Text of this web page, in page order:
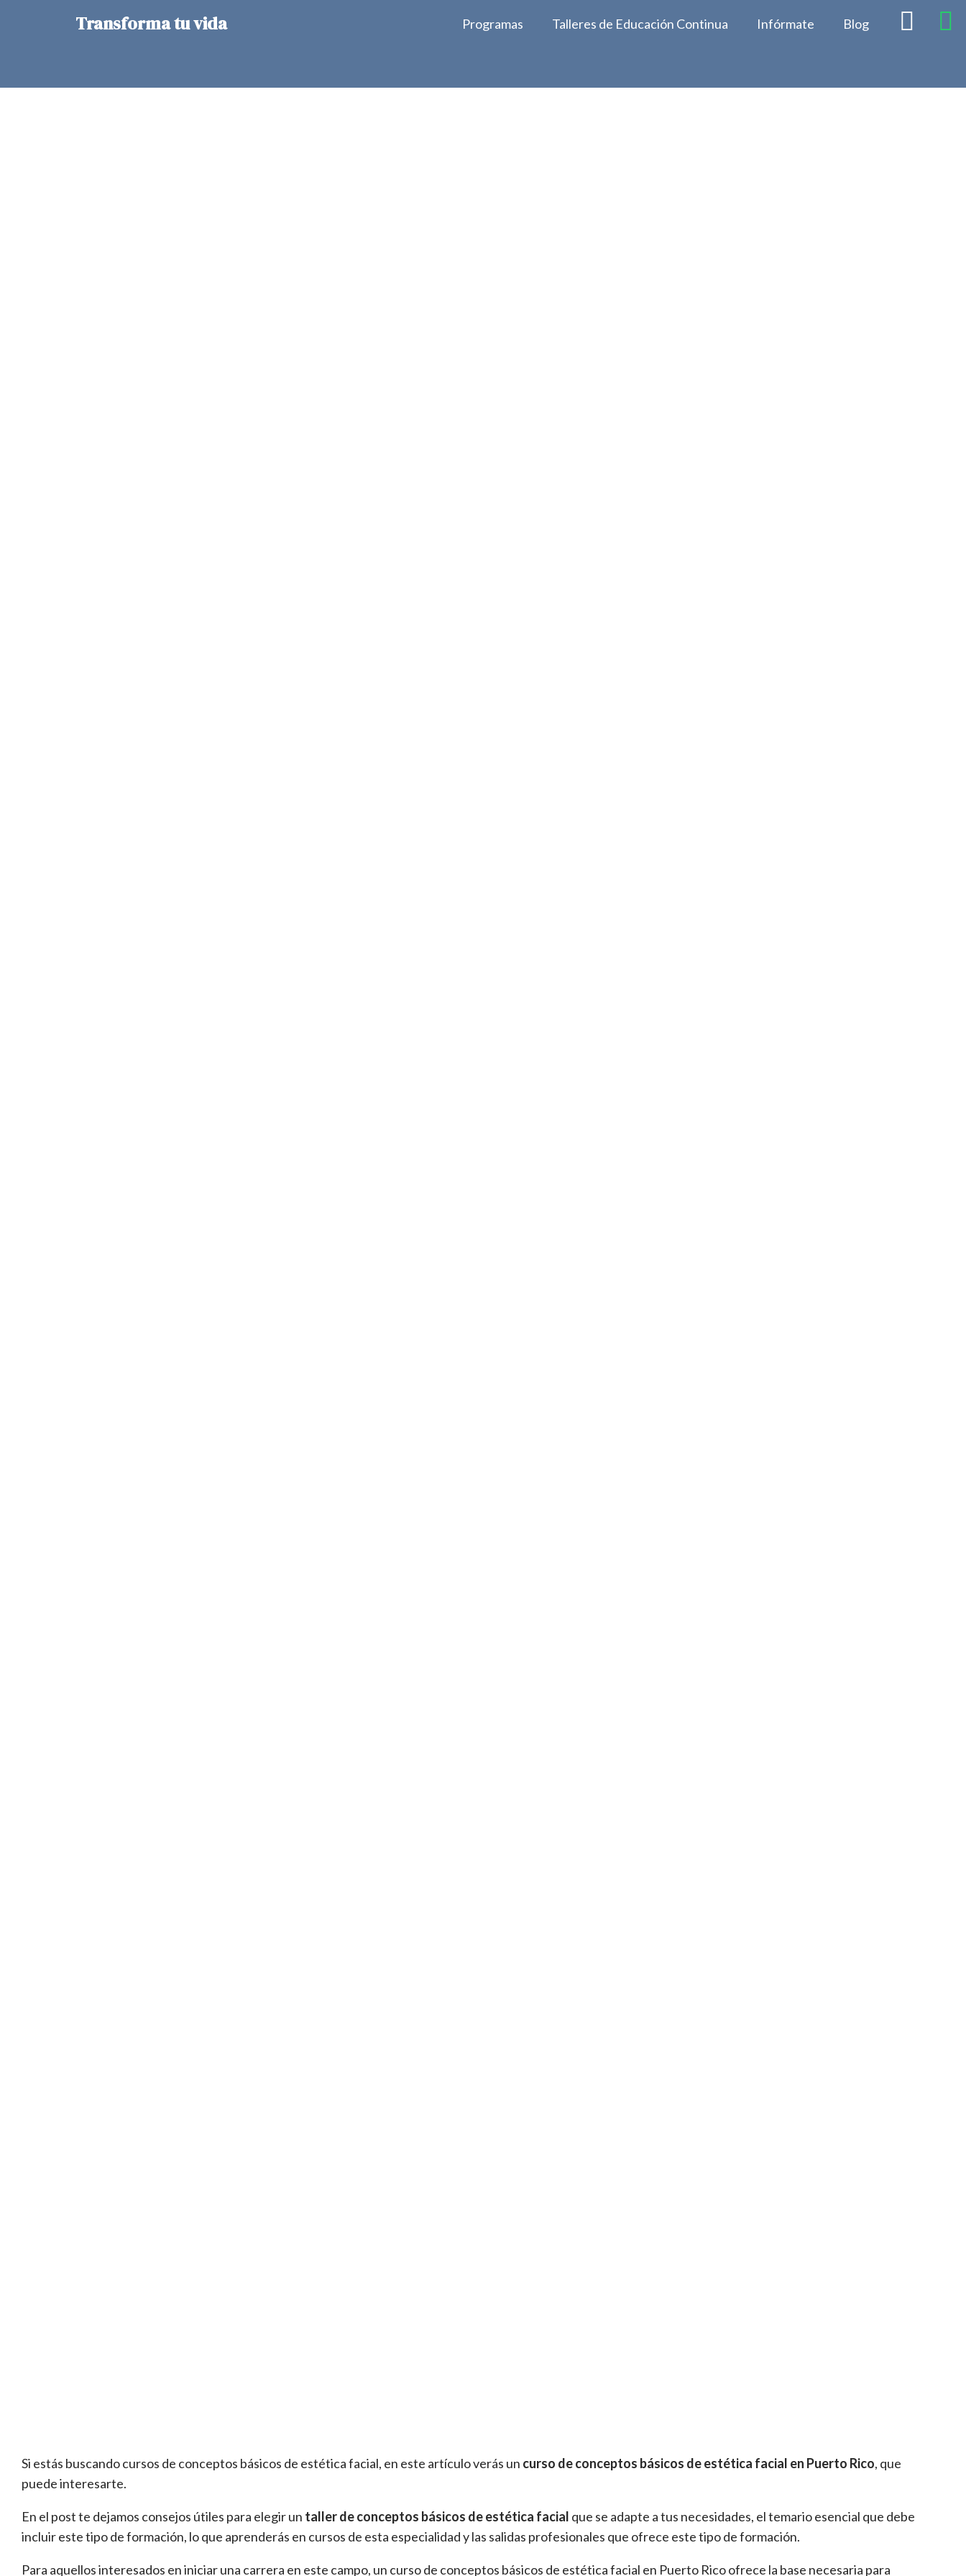
Transforma tu vida Programas Talleres de Educación Continua Infórmate Blog
Si estás buscando cursos de conceptos básicos de estética facial, en este artículo verás un curso de conceptos básicos de estética facial en Puerto Rico, que
puede interesarte.
En el post te dejamos consejos útiles para elegir un taller de conceptos básicos de estética facial que se adapte a tus necesidades, el temario esencial que debe
incluir este tipo de formación, lo que aprenderás en cursos de esta especialidad y las salidas profesionales que ofrece este tipo de formación.
Para aquellos interesados en iniciar una carrera en este campo, un curso de conceptos básicos de estética facial en Puerto Rico ofrece la base necesaria para